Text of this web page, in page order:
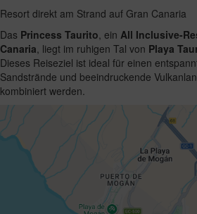
Resort direkt am Strand auf Gran Canaria
Das Princess Taurito , ein All Inclusive-
Canaria , liegt im ruhigen Tal von Playa
Dieses Reiseziel ist ideal für einen
Sandstrände und beeindruckende
kombiniert werden.